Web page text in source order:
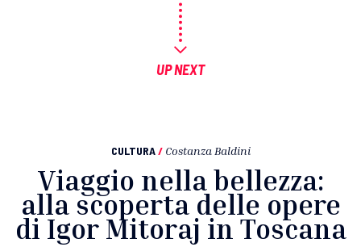
UP NEXT
CULTURA / Costanza Baldini
Viaggio nella bellezza:
alla scoperta delle opere
di Igor Mitoraj in Toscana